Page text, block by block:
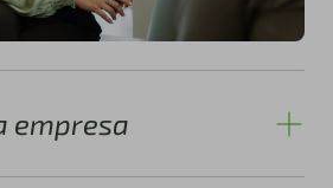
empresa